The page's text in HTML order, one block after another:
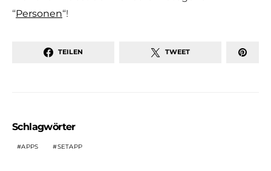
“Personen“!
TEILEN TWEET
Schlagwörter
APPS SETAPP